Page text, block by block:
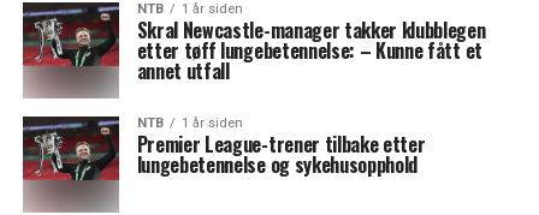
NTB 1 år siden
Skral Newcastle-manager takker klubblegen
etter tøff lungebetennelse: – Kunne fått et
annet utfall
NTB 1 år siden
Premier League-trener tilbake etter
lungebetennelse og sykehusopphold